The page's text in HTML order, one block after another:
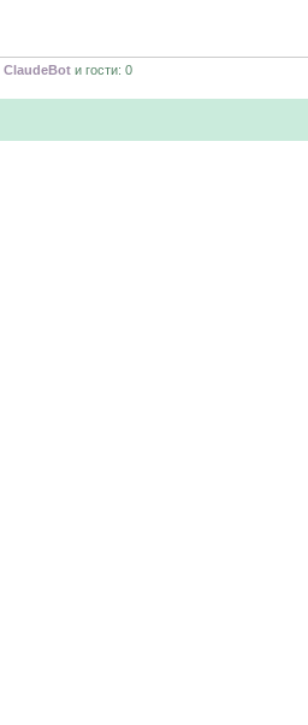
ClaudeBot и гости: 0